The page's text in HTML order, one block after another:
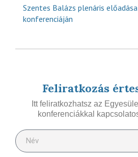
Szentes Balázs plenáris
konferenciáján
Feliratkozás
Itt feliratkozhatsz az
konferenciákkal